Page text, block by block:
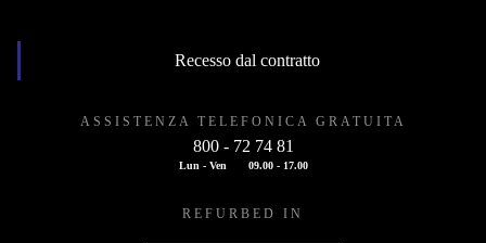
Recesso dal contratto
ASSISTENZA TELEFONICA GRATUITA
800 - 72 74 81
Lun - Ven 09.00 - 17.00
REFURBED IN